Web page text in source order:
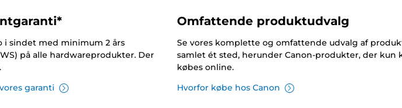
i sindet med minimum 2 års
på alle hardwareprodukter. Der
garanti
Omfattende produktudvalg
Se vores komplette og omfattende udvalg af
samlet ét sted, herunder Canon-produkter, der kun
købes online.
Hvorfor købe hos Canon